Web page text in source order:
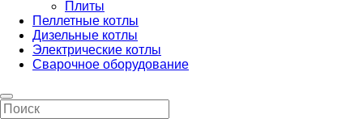
Плиты
Пеллетные котлы
Дизельные котлы
Электрические котлы
Сварочное оборудование